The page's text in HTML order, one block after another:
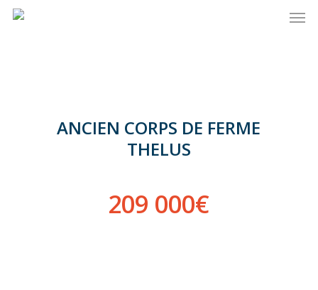
Skip
ANCIEN CORPS DE FERME
THELUS
209 000€